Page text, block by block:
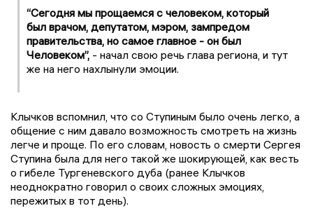
“Сегодня мы прощаемся с человеком, который
был врачом, депутатом, мэром, зампредом
правительства, но самое главное - он был
Человеком”, - начал свою речь глава региона, и тут
же на него нахлынули эмоции.
Клычков вспомнил, что со Ступиным было очень легко, а
общение с ним давало возможность смотреть на жизнь
легче и проще. По его словам, новость о смерти Сергея
Ступина была для него такой же шокирующей, как весть
о гибеле Тургеневского дуба (ранее Клычков
неоднократно говорил о своих сложных эмоциях,
пережитых в тот день).